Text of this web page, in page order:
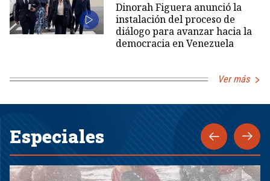
Dinorah Figuera anunció la
instalación del proceso de
diálogo para avanzar hacia la
democracia en Venezuela
Ver más
Especiales